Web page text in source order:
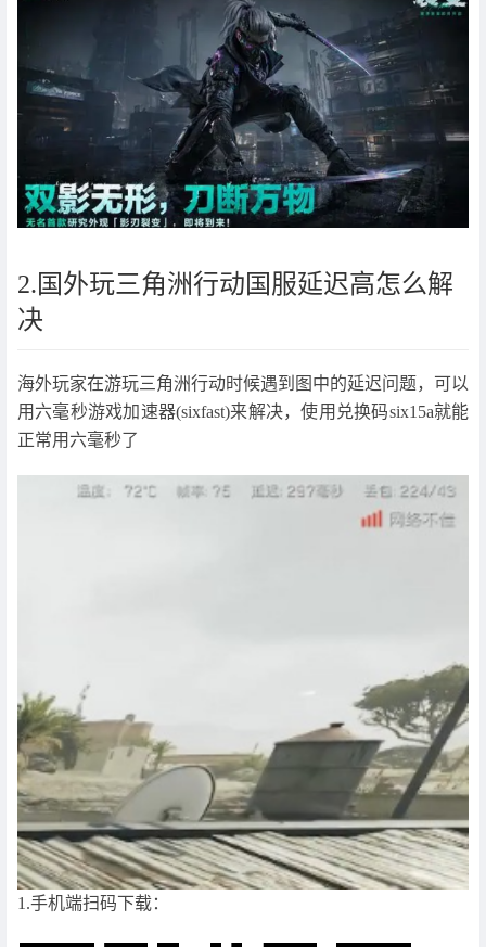
2.国外玩三角洲行动国服延迟高怎么解
决
海外玩家在游玩三角洲行动时候遇到图中的延迟问题，可以
用六毫秒游戏加速器(sixfast)来解决，使用兑换码six15a就能
正常用六毫秒了
1.手机端扫码下载：